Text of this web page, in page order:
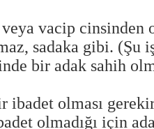
vacip cinsinden
sadaka gibi. (Şu
bir adak sahih
ibadet olması
olmadığı için